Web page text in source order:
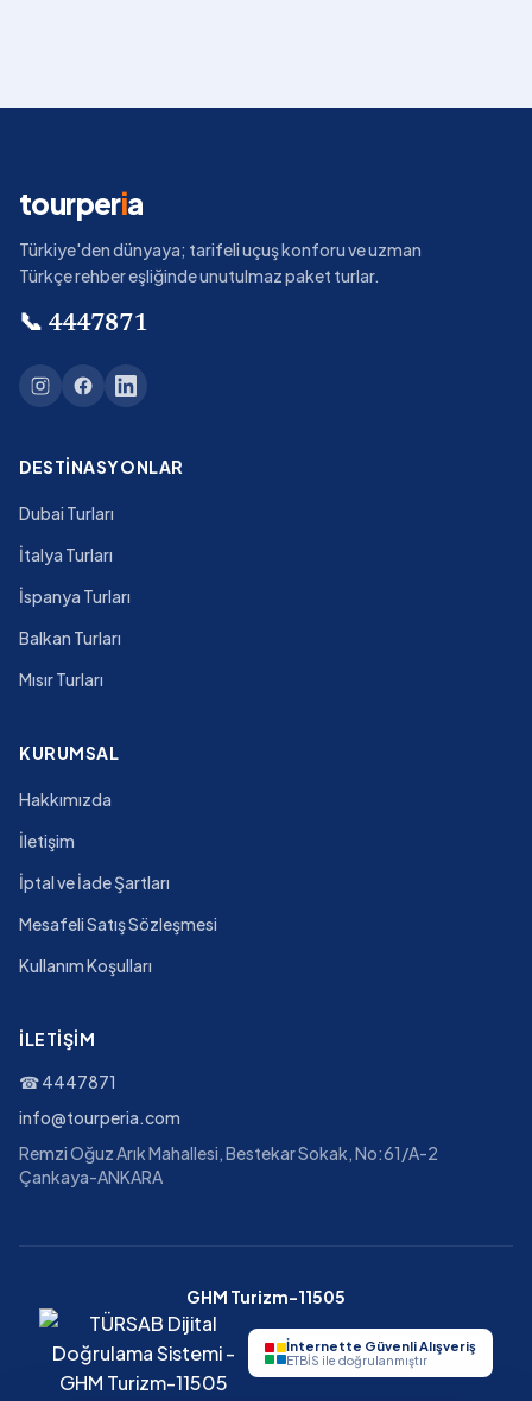
tourperia
Türkiye'den dünyaya; tarifeli uçuş konforu ve uzman
Türkçe rehber eşliğinde unutulmaz paket turlar.
📞 4447871
DESTINASYONLAR
Dubai Turları
İtalya Turları
İspanya Turları
Balkan Turları
Mısır Turları
KURUMSAL
Hakkımızda
İletişim
İptal ve İade Şartları
Mesafeli Satış Sözleşmesi
Kullanım Koşulları
İLETIŞIM
☎4447871
info@tourperia.com
Remzi Oğuz Arık Mahallesi, Bestekar Sokak, No:61/A-2
Çankaya-ANKARA
GHM Turizm-11505
İnternette Güvenli Alışveriş
ETBİS ile doğrulanmıştır